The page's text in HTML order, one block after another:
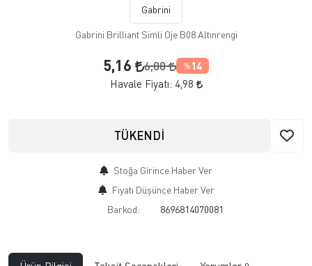
Gabrini
Gabrini Brilliant Simli Oje B08 Altınrengi
5,16 6,00 % 14
Havale Fiyatı: 4,98
TÜKENDİ
Stoğa Girince Haber Ver
Fiyatı Düşünce Haber Ver
Barkod:
8696814070081